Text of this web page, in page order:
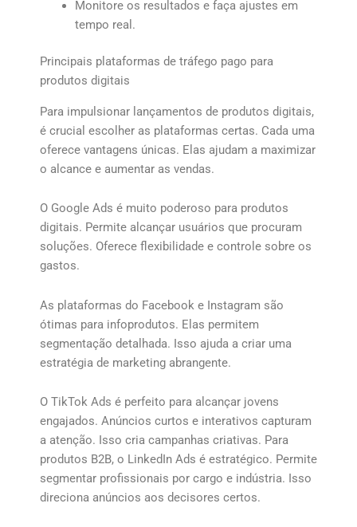
Monitore os resultados e faça ajustes em
tempo real.
Principais plataformas de tráfego pago para
produtos digitais
Para impulsionar lançamentos de produtos digitais,
é crucial escolher as plataformas certas. Cada uma
oferece vantagens únicas. Elas ajudam a maximizar
o alcance e aumentar as vendas.
O Google Ads é muito poderoso para produtos
digitais. Permite alcançar usuários que procuram
soluções. Oferece flexibilidade e controle sobre os
gastos.
As plataformas do Facebook e Instagram são
ótimas para infoprodutos. Elas permitem
segmentação detalhada. Isso ajuda a criar uma
estratégia de marketing abrangente.
O TikTok Ads é perfeito para alcançar jovens
engajados. Anúncios curtos e interativos capturam
a atenção. Isso cria campanhas criativas. Para
produtos B2B, o LinkedIn Ads é estratégico. Permite
segmentar profissionais por cargo e indústria. Isso
direciona anúncios aos decisores certos.